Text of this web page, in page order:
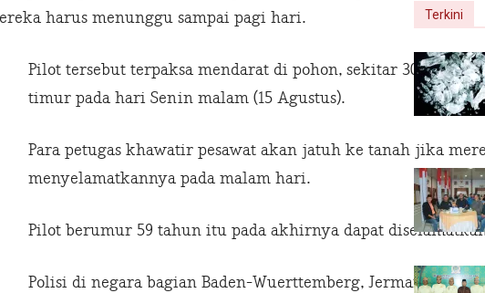
harus menunggu sampai pagi hari.
Pilot tersebut terpaksa mendarat di pohon, sekitar 30 km
timur pada hari Senin malam (15 Agustus).
Para petugas khawatir pesawat akan jatuh ke tanah jika
menyelamatkannya pada malam hari.
Pilot berumur 59 tahun itu pada akhirnya dapat
Polisi di negara bagian Baden-Wuerttemberg, Jerman barat
Terkini